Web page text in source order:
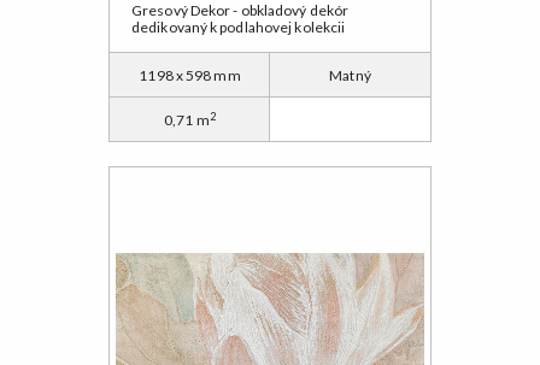
Gresový Dekor - obkladový dekór
dedikovaný k podlahovej kolekcii
1198 x 598 mm Matný
0,71 m2